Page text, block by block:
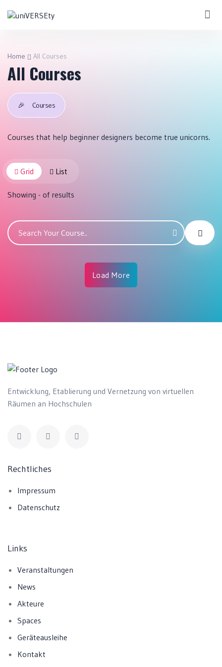
Home All Courses
All Courses
🎉 Courses
Courses that help beginner designers become true unicorns.
Grid List
Showing - of results
Load More
Entwicklung, Etablierung und Vernetzung von virtuellen
Räumen an Hochschulen
Rechtliches
Impressum
Datenschutz
Links
Veranstaltungen
News
Akteure
Spaces
Geräteausleihe
Kontakt